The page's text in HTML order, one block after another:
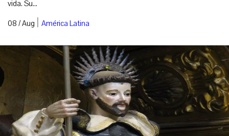
vida. Su...
08 / Aug | América Latina